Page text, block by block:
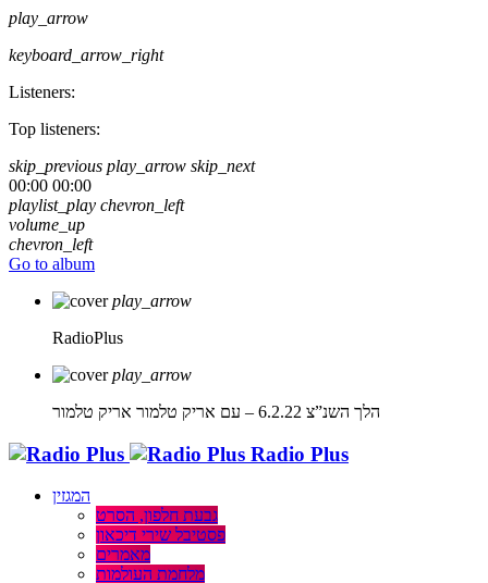
play_arrow
keyboard_arrow_right
Listeners:
Top listeners:
skip_previous play_arrow skip_next
00:00 00:00
playlist_play chevron_left
volume_up
chevron_left
Go to album
play_arrow
RadioPlus
play_arrow
הלך השנ”צ 6.2.22 – עם אריק טלמור
אריק טלמור
Radio Plus
המגזין
גבעת חלפון, הסרט
פסטיבל שירי דיכאון
מאמרים
מלחמת העולמות